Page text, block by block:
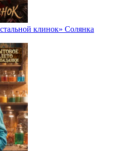
клинок» Солянка